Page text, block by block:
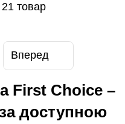
товар
Вперед
First Choice –
доступною